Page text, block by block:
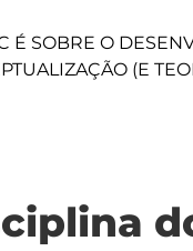
É SOBRE O